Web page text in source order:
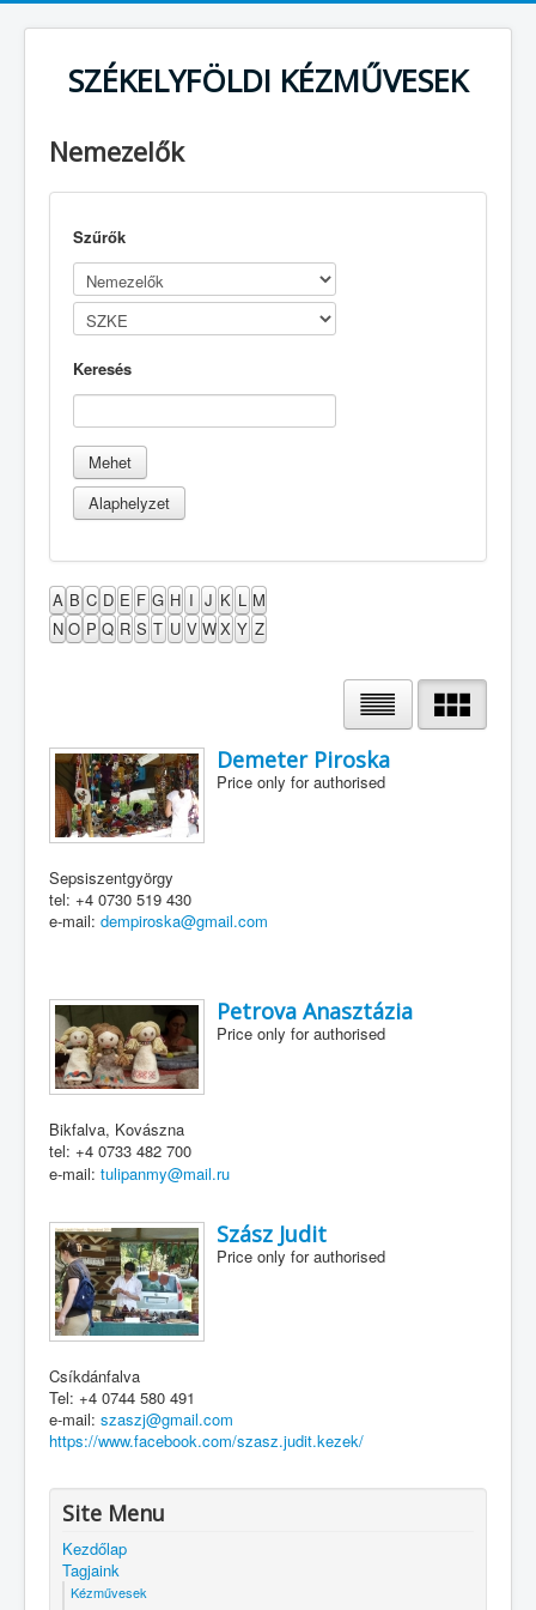
SZÉKELYFÖLDI KÉZMŰVESEK
Nemezelők
Szűrők
Keresés
A B C D E F G H I J K L M
N O P Q R S T U V WX Y Z
Demeter Piroska
Price only for authorised
Sepsiszentgyörgy
tel: +4 0730 519 430
e-mail: dempiroska@gmail.com
Petrova Anasztázia
Price only for authorised
Bikfalva, Kovászna
tel: +4 0733 482 700
e-mail: tulipanmy@mail.ru
Szász Judit
Price only for authorised
Csíkdánfalva
Tel: +4 0744 580 491
e-mail: szaszj@gmail.com
https://www.facebook.com/szasz.judit.kezek/
Site Menu
Kezdőlap
Tagjaink
Kézművesek